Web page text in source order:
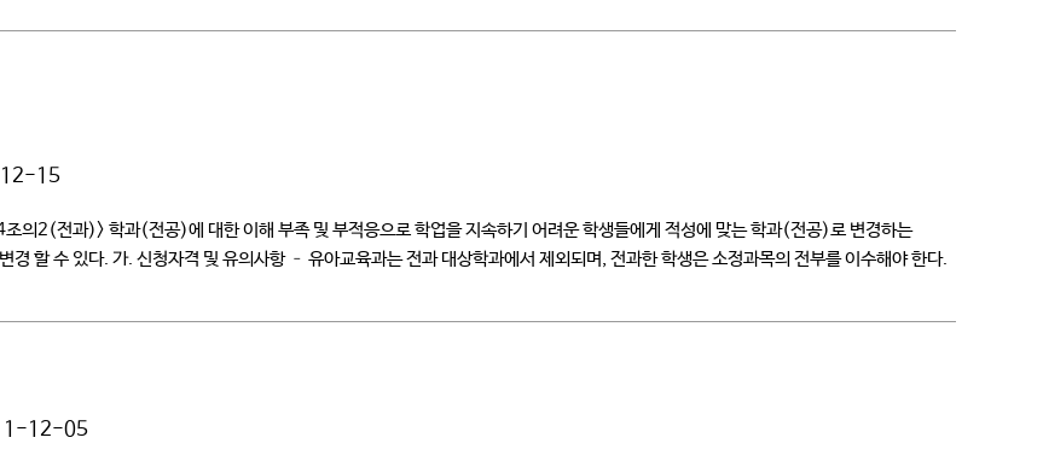
15
2(전과)> 학과(전공)에 대한 이해 부족 및 부적응으로 학업을 지속하기 어려운 학생들에게 적성에 맞는 학과(전공)로 변경하는
할 수 있다. 가. 신청자격 및 유의사항 – 유아교육과는 전과 대상학과에서 제외되며, 전과한 학생은 소정과목의 전부를 이수해야 한다.
12-05